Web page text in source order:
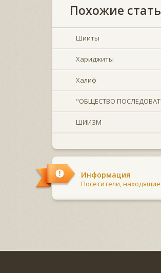
Похожие
Шииты
Хариджиты
Халиф
"ОБЩЕСТВО
ШИИЗМ
Информация
Посетители,